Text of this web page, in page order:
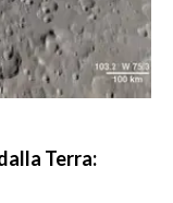
Terra: